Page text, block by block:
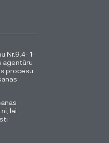
Nr.9.4- 1-
aģentūru
procesu
lai